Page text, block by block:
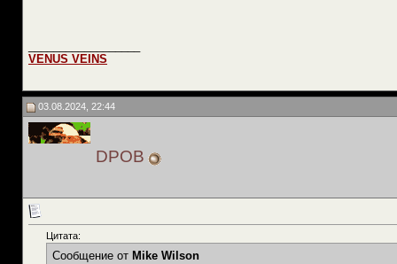
VENUS VEINS
03.08.2024, 22:44
DPOB
Цитата:
Сообщение от Mike Wilson